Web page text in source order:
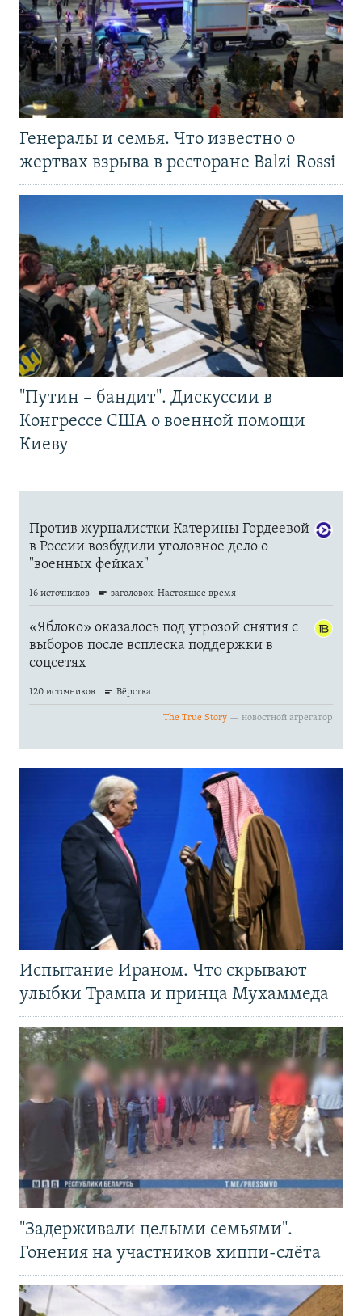
Генералы и семья. Что известно о
жертвах взрыва в ресторане Balzi Rossi
"Путин – бандит". Дискуссии в
Конгрессе США о военной помощи
Киеву
Испытание Ираном. Что скрывают
улыбки Трампа и принца Мухаммеда
"Задерживали целыми семьями".
Гонения на участников хиппи-слёта